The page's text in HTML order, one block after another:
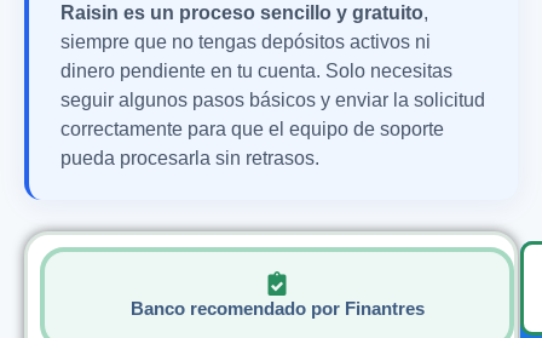
Raisin es un proceso sencillo y gratuito,
siempre que no tengas depósitos activos ni
dinero pendiente en tu cuenta. Solo necesitas
seguir algunos pasos básicos y enviar la solicitud
correctamente para que el equipo de soporte
pueda procesarla sin retrasos.
Banco recomendado por Finantres